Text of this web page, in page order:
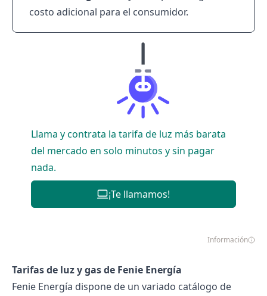
costo adicional para el consumidor.
Llama y contrata la tarifa de luz más barata
del mercado en solo minutos y sin pagar
nada.
¡Te llamamos!
Información
Tarifas de luz y gas de Fenie Energía
Fenie Energía dispone de un variado catálogo de